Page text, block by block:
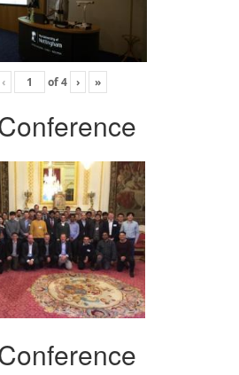
‹ of4 › »